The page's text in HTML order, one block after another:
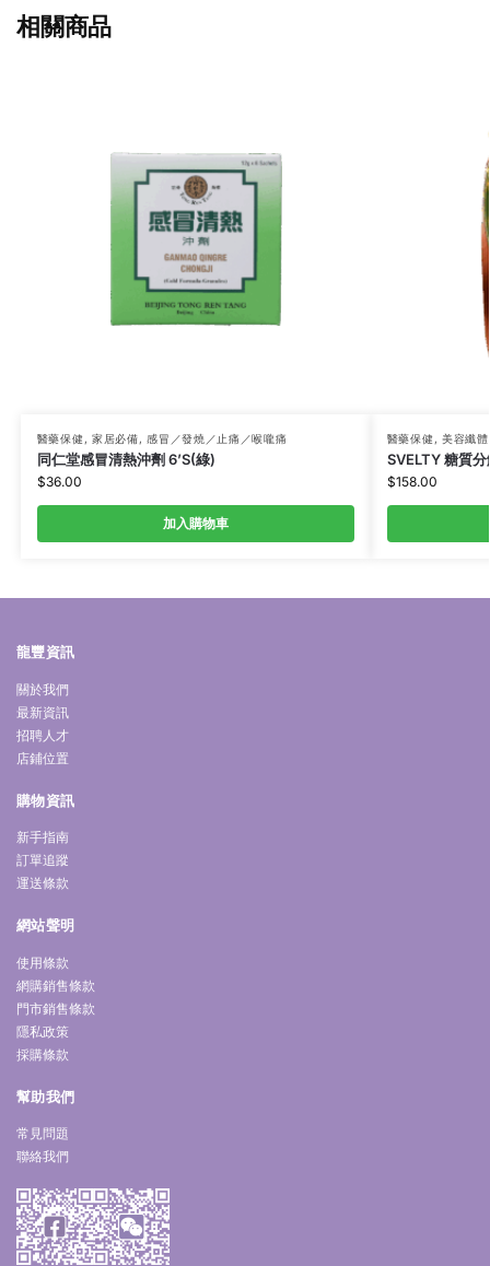
相關商品
醫藥保健, 家居必備,感冒／發燒／止痛／喉嚨痛
同仁堂感冒清熱沖劑 6’S(綠)
$36.00
加入購物車
醫藥保健, 美容纖體
SVELTY 糖質
$158.00
龍豐資訊
關於我們
最新資訊
招聘人才
店鋪位置
購物資訊
新手指南
訂單追蹤
運送條款
網站聲明
使用條款
網購銷售條款
門市銷售條款
隱私政策
採購條款
幫助我們
常見問題
聯絡我們